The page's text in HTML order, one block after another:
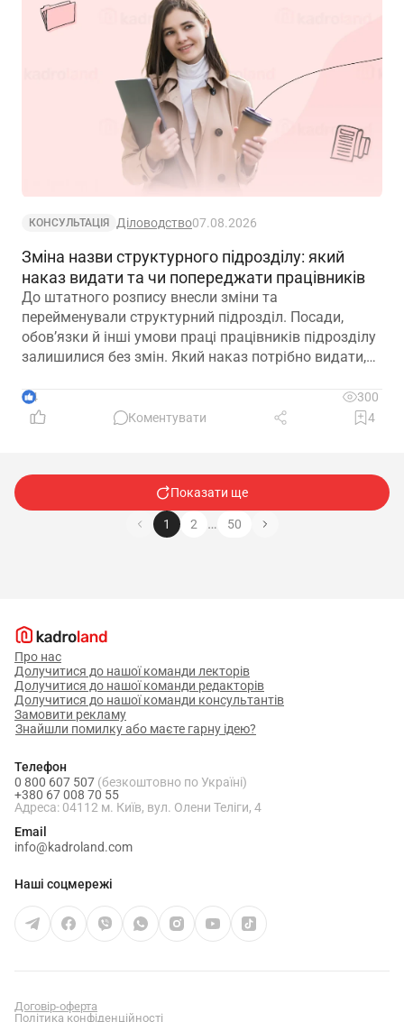
КОНСУЛЬТАЦІЯ Діловодство07.08.2026
Зміна назви структурного підрозділу: який
наказ видати та чи попереджати працівників
До штатного розпису внесли зміни та
перейменували структурний підрозділ. Посади,
обов’язки й інші умови праці працівників підрозділу
залишилися без змін. Який наказ потрібно видати,
підрозділі з новою назвою: про переведення чи
переміщення? Чи потрібно вносити записи до
зміною істотних умов праці? Наприклад, працівник
був обліковцем тваринного комплексу, а після
перейменування працює у свинофермі.
4
300
Коментувати
4
Показати ще
1 2 … 50
Про нас
Долучитися до нашої команди лекторів
Долучитися до нашої команди редакторів
Долучитися до нашої команди консультантів
Замовити рекламу
Знайшли помилку або маєте гарну ідею?
Телефон
0 800 607 507 (безкоштовно по Україні)
+380 67 008 70 55
Адреса: 04112 м. Київ, вул. Олени Теліги, 4
Email
info@kadroland.com
Наші соцмережі
Договір-оферта
Політика конфіденційності